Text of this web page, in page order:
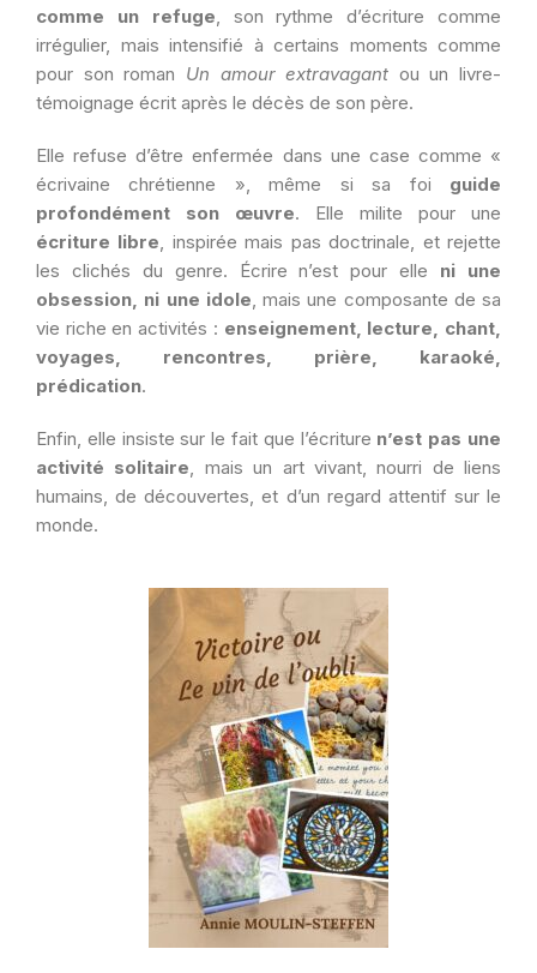
comme un refuge, son rythme d’écriture comme
irrégulier, mais intensifié à certains moments comme
pour son roman Un amour extravagant ou un livre-
témoignage écrit après le décès de son père.
Elle refuse d’être enfermée dans une case comme «
écrivaine chrétienne », même si sa foi guide
profondément son œuvre. Elle milite pour une
écriture libre, inspirée mais pas doctrinale, et rejette
les clichés du genre. Écrire n’est pour elle ni une
obsession, ni une idole, mais une composante de sa
vie riche en activités : enseignement, lecture, chant,
voyages, rencontres, prière, karaoké,
prédication.
Enfin, elle insiste sur le fait que l’écriture n’est pas une
activité solitaire, mais un art vivant, nourri de liens
humains, de découvertes, et d’un regard attentif sur le
monde.